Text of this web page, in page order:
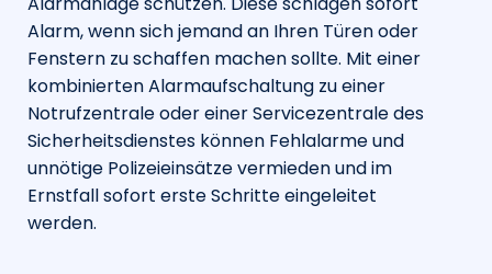
Alarm, wenn sich jemand an Ihren Türen oder
Fenstern zu schaffen machen sollte. Mit einer
kombinierten Alarmaufschaltung zu einer
Notrufzentrale oder einer Servicezentrale des
Sicherheitsdienstes können Fehlalarme und
unnötige Polizeieinsätze vermieden und im
Ernstfall sofort erste Schritte eingeleitet
werden.